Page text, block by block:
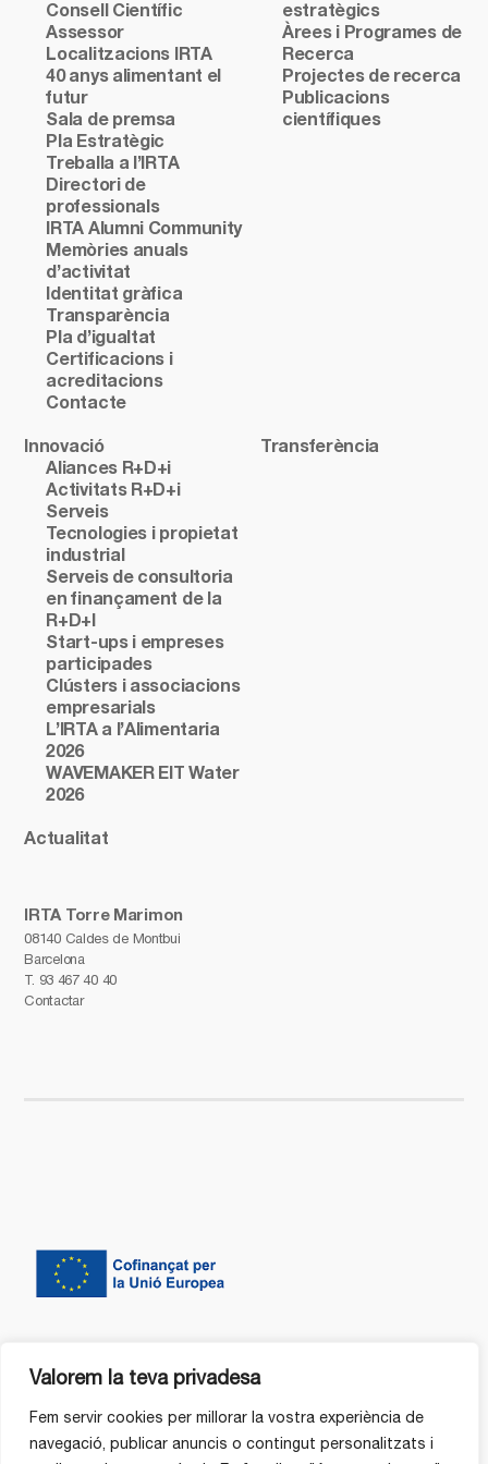
Valorem la teva privadesa
Fem servir cookies per millorar la vostra experiència de
navegació, publicar anuncis o contingut personalitzats i
IRTA Torre Marimon
08140 Caldes de Montbui
Barcelona
T. 93 467 40 40
Contactar
Consell Científic
Assessor
Localitzacions IRTA
40 anys alimentant el
futur
Sala de premsa
Pla Estratègic
Treballa a l’IRTA
Directori de
professionals
IRTA Alumni Community
Memòries anuals
d’activitat
Identitat gràfica
Transparència
Pla d’igualtat
Certificacions i
acreditacions
Contacte
estratègics
Àrees i Programes de
Recerca
Projectes de recerca
Publicacions
científiques
Innovació
Aliances R+D+i
Activitats R+D+i
Serveis
Tecnologies i propietat
industrial
Serveis de consultoria
en finançament de la
R+D+I
Start-ups i empreses
participades
Clústers i associacions
empresarials
L’IRTA a l’Alimentaria
2026
WAVEMAKER EIT Water
2026
Transferència
Actualitat